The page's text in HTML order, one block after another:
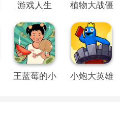
游戏人生
植物大战僵
王蓝莓的小
小炮大英雄